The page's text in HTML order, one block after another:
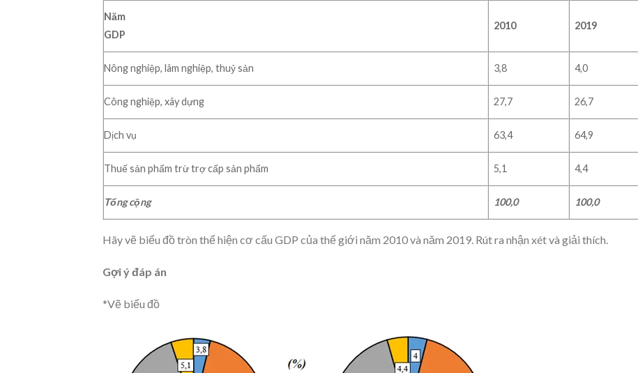
Năm
GDP
2010 2019
Nông nghiệp, lâm nghiệp, thuỷ sản 3,8 4,0
Công nghiệp, xây dựng 27,7 26,7
Dịch vụ 63,4 64,9
Thuế sản phẩm trừ trợ cấp sản phẩm 5,1 4,4
Tổng cộng 100,0 100,0
Hãy vẽ biểu đồ tròn thể hiện cơ cấu GDP của thế giới năm 2010 và năm 2019. Rút ra nhận xét và giải thích.
Gợi ý đáp án
*Vẽ biểu đồ